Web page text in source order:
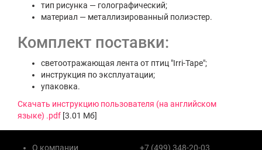
тип рисунка — голографический;
материал — металлизированный полиэстер.
Комплект поставки:
светоотражающая лента от птиц "Irri-Tape";
инструкция по эксплуатации;
упаковка.
Скачать инструкцию пользователя (на английском
языке) .pdf [3.01 Мб]
О компании +7 (499) 348-20-03